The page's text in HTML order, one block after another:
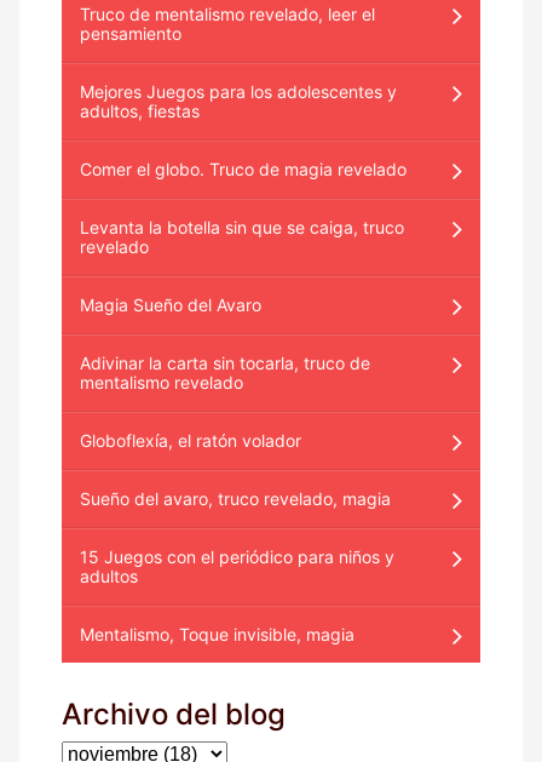
Truco de mentalismo revelado, leer el
pensamiento
Mejores Juegos para los adolescentes y
adultos, fiestas
Comer el globo. Truco de magia revelado
Levanta la botella sin que se caiga, truco
revelado
Magia Sueño del Avaro
Adivinar la carta sin tocarla, truco de
mentalismo revelado
Globoflexía, el ratón volador
Sueño del avaro, truco revelado, magia
15 Juegos con el periódico para niños y
adultos
Mentalismo, Toque invisible, magia
Archivo del blog